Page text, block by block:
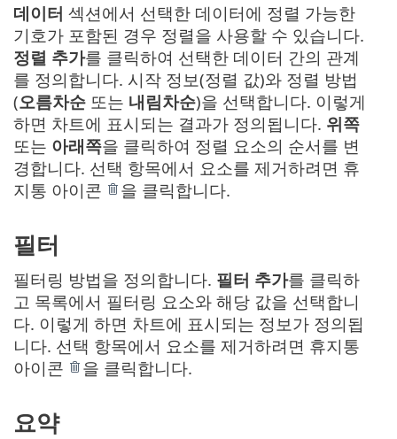
데이터 섹션에서 선택한 데이터에 정렬 가능한
기호가 포함된 경우 정렬을 사용할 수 있습니다.
정렬 추가를 클릭하여 선택한 데이터 간의 관계
를 정의합니다. 시작 정보(정렬 값)와 정렬 방법
(오름차순 또는 내림차순)을 선택합니다. 이렇게
하면 차트에 표시되는 결과가 정의됩니다. 위쪽
또는 아래쪽을 클릭하여 정렬 요소의 순서를 변
경합니다. 선택 항목에서 요소를 제거하려면 휴
지통 아이콘
을 클릭합니다.
필터
필터링 방법을 정의합니다. 필터 추가를 클릭하
고 목록에서 필터링 요소와 해당 값을 선택합니
다. 이렇게 하면 차트에 표시되는 정보가 정의됩
니다. 선택 항목에서 요소를 제거하려면 휴지통
아이콘
을 클릭합니다.
요약